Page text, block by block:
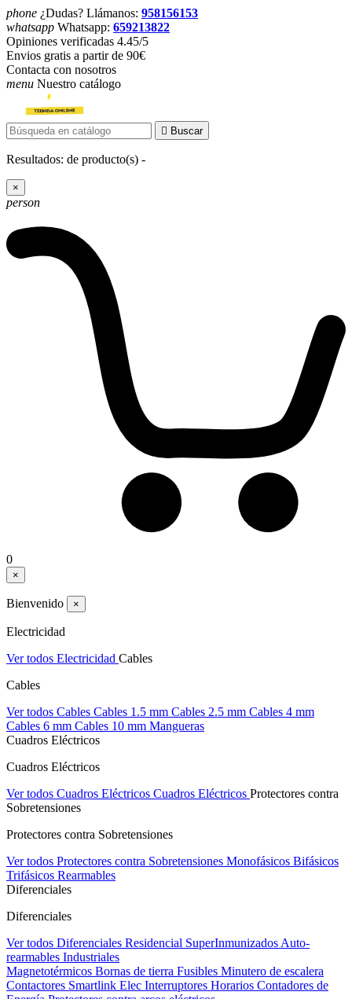
phone ¿Dudas? Llámanos: 958156153
whatsapp Whatsapp: 659213822
Opiniones verificadas 4.45/5
Envios gratis a partir de 90€
Contacta con nosotros
menu Nuestro catálogo
 Buscar
Resultados: de producto(s) -
×
person
0
×
Bienvenido ×
Electricidad
Ver todos Electricidad Cables
Cables
Ver todos Cables Cables 1.5 mm Cables 2.5 mm Cables 4 mm
Cables 6 mm Cables 10 mm Mangueras
Cuadros Eléctricos
Cuadros Eléctricos
Ver todos Cuadros Eléctricos Cuadros Eléctricos Protectores contra
Sobretensiones
Protectores contra Sobretensiones
Ver todos Protectores contra Sobretensiones Monofásicos Bifásicos
Trifásicos Rearmables
Diferenciales
Diferenciales
Ver todos Diferenciales Residencial SuperInmunizados Auto-
rearmables Industriales
Magnetotérmicos Bornas de tierra Fusibles Minutero de escalera
Contactores Smartlink Elec Interruptores Horarios Contadores de